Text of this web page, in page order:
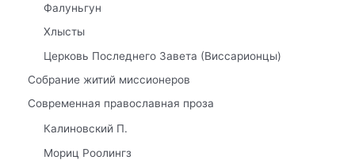
Фалуньгун
Хлысты
Церковь Последнего Завета (Виссарионцы)
Собрание житий миссионеров
Современная православная проза
Калиновский П.
Мориц Роолингз